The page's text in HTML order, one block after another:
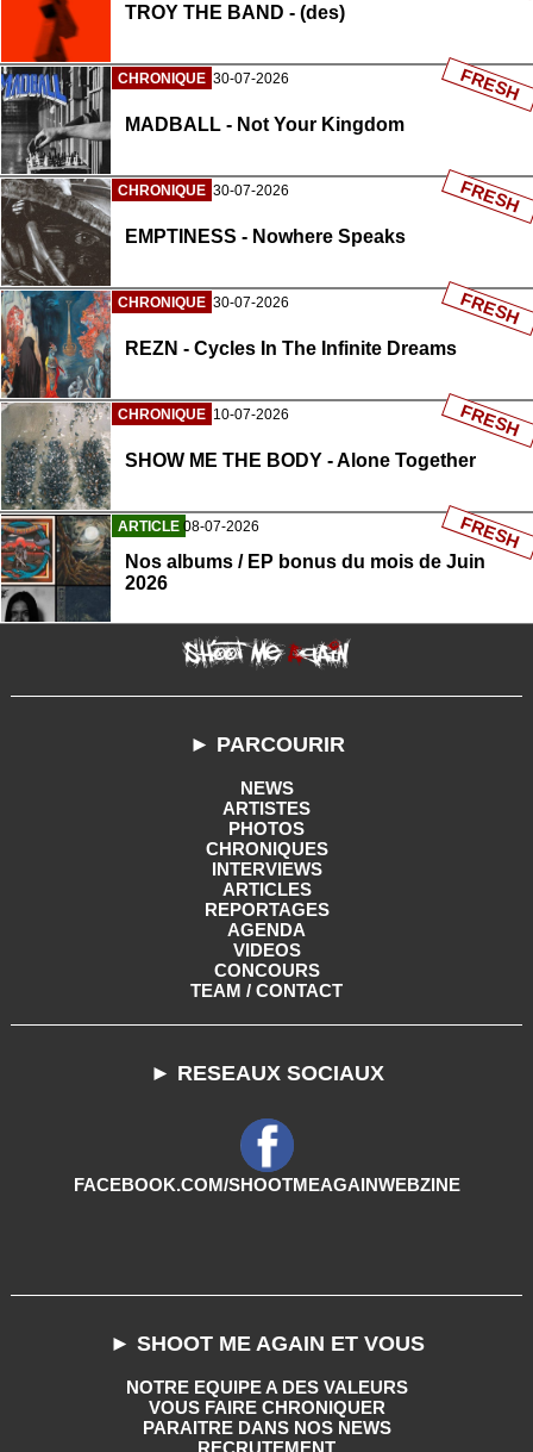
TROY THE BAND - (des)
CHRONIQUE 30-07-2026
MADBALL - Not Your Kingdom
FRESH
CHRONIQUE 30-07-2026
EMPTINESS - Nowhere Speaks
FRESH
CHRONIQUE 30-07-2026
REZN - Cycles In The Infinite Dreams
FRESH
CHRONIQUE 10-07-2026
SHOW ME THE BODY - Alone Together
FRESH
ARTICLE 08-07-2026
Nos albums / EP bonus du mois de Juin
2026
FRESH
► PARCOURIR
NEWS
ARTISTES
PHOTOS
CHRONIQUES
INTERVIEWS
ARTICLES
REPORTAGES
AGENDA
VIDEOS
CONCOURS
TEAM / CONTACT
► RESEAUX SOCIAUX
FACEBOOK.COM/SHOOTMEAGAINWEBZINE
► SHOOT ME AGAIN ET VOUS
NOTRE EQUIPE A DES VALEURS
VOUS FAIRE CHRONIQUER
PARAITRE DANS NOS NEWS